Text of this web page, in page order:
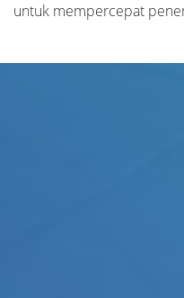
untuk mempercepat